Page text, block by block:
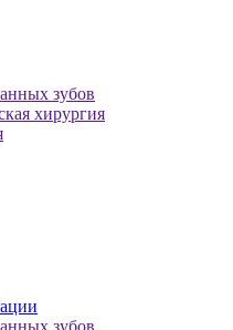
зубов
хирургия
зубов